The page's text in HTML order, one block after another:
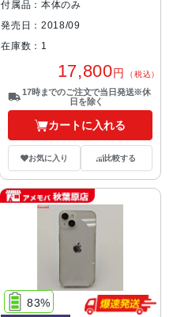
付属品：本体のみ
発売日：2018/09
在庫数：1
17,800円 （税込）
17時までのご注文で当日発送※休
日を除く
カートに入れる
お気に入り 比較する
83%